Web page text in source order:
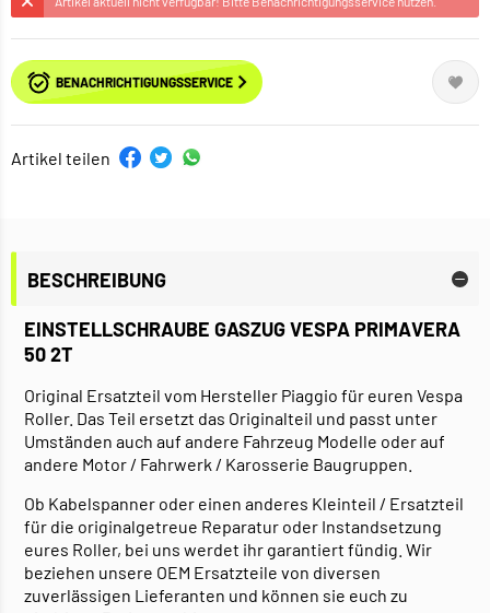
BENACHRICHTIGUNGSSERVICE
Artikel teilen
BESCHREIBUNG
EINSTELLSCHRAUBE GASZUG VESPA PRIMAVERA
50 2T
Original Ersatzteil vom Hersteller Piaggio für euren Vespa
Roller. Das Teil ersetzt das Originalteil und passt unter
Umständen auch auf andere Fahrzeug Modelle oder auf
andere Motor / Fahrwerk / Karosserie Baugruppen.
Ob Kabelspanner oder einen anderes Kleinteil / Ersatzteil
für die originalgetreue Reparatur oder Instandsetzung
eures Roller, bei uns werdet ihr garantiert fündig. Wir
beziehen unsere OEM Ersatzteile von diversen
zuverlässigen Lieferanten und können sie euch zu